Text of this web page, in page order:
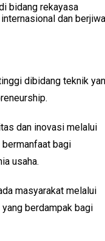
bidang rekayasa
dan berjiwa
dibidang teknik
dan inovasi melalui
bagi
usaha.
masyarakat melalui
berdampak bagi